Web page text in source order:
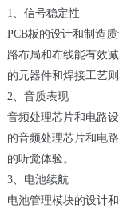
1、信号稳定性
PCB板的设计和制造
路布局和布线能有效
的元器件和焊接工艺
2、音质表现
音频处理芯片和电路
的音频处理芯片和电
的听觉体验。
3、电池续航
电池管理模块的设计